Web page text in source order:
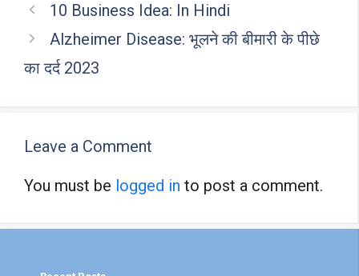
10 Business Idea: In Hindi
Alzheimer Disease: भूलने की बीमारी के पीछे
का दर्द 2023
Leave a Comment
You must be logged in to post a comment.